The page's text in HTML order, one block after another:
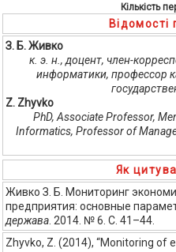
Кількість
Відомості
З. Б. Живко
к. э. н., доцент, член-
информатики, профессор
Z. Zhyvko
PhD, Associate Professor,
Informatics, Professor of
Як
Живко З. Б. Мониторинг
предприятия: основные
держава . 2014. № 6. С. 41–44.
Zhyvko, Z. (2014), “Monitoring of